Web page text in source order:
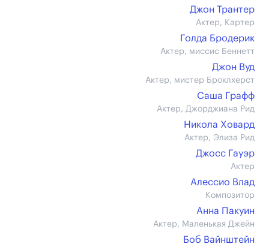
Джон Трантер
Актер, Картер
Голда Бродерик
Актер, миссис Беннетт
Джон Вуд
Актер, мистер Броклхерст
Саша Графф
Актер, Джорджиана Рид
Никола Ховард
Актер, Элиза Рид
Джосс Гауэр
Актер
Алессио Влад
Композитор
Анна Пакуин
Актер, Маленькая Джейн
Боб Вайнштейн